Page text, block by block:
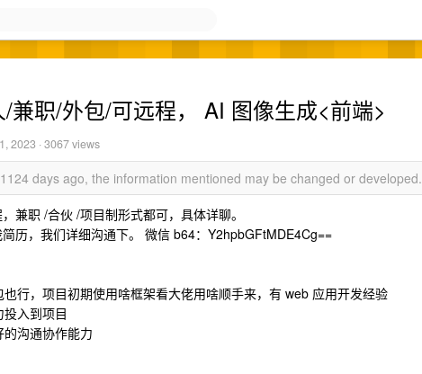
兼职/外包/可远程， AI 图像生成<前端>
2023 · 3067 views
days ago, the information mentioned may be changed or developed.
兼职 /合伙 /项目制形式都可，具体详聊。
历，我们详细沟通下。 微信 b64：Y2hpbGFtMDE4Cg==
行，项目初期使用啥框架看大佬用啥顺手来，有 web 应用开发经验
入到项目
沟通协作能力